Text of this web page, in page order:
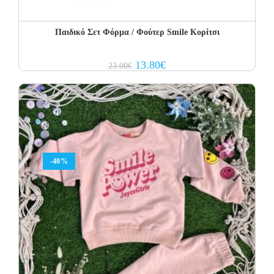
Παιδικό Σετ Φόρμα / Φούτερ Smile Κορίτσι
23.00€ Original
price
23.00€.
13.80€Current
price
13.80€.
-40%